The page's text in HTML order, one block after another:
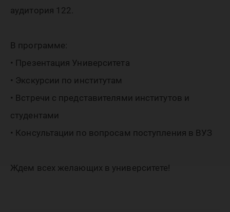
аудитория 122.
В программе:
• Презентация Университета
• Экскурсии по институтам
• Встречи с представителями институтов и
студентами
• Консультации по вопросам поступления в ВУЗ
Ждем всех желающих в университете!